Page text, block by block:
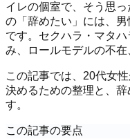
イレの個室で、そう思
の「辞めたい」には、
です。セクハラ・マタ
み、ロールモデルの不在
この記事では、20代女
決めるための整理と、
す。
この記事の要点